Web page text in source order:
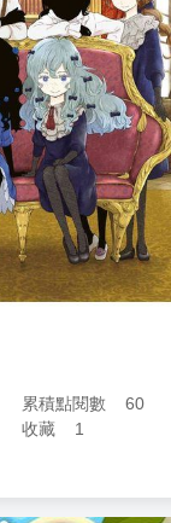
累積點閱數
60
收藏 1